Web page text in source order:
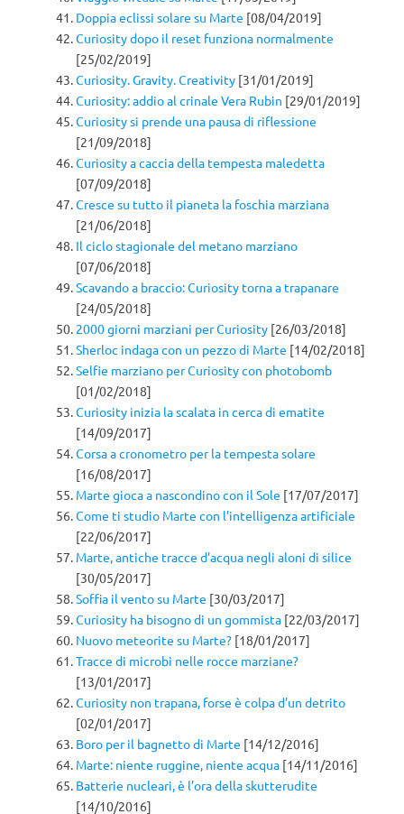
Doppia eclissi solare su Marte [08/04/2019]
Curiosity dopo il reset funziona normalmente
[25/02/2019]
Curiosity. Gravity. Creativity [31/01/2019]
Curiosity: addio al crinale Vera Rubin [29/01/2019]
Curiosity si prende una pausa di riflessione
[21/09/2018]
Curiosity a caccia della tempesta maledetta
[07/09/2018]
Cresce su tutto il pianeta la foschia marziana
[21/06/2018]
Il ciclo stagionale del metano marziano
[07/06/2018]
Scavando a braccio: Curiosity torna a trapanare
[24/05/2018]
2000 giorni marziani per Curiosity [26/03/2018]
Sherloc indaga con un pezzo di Marte [14/02/2018]
Selfie marziano per Curiosity con photobomb
[01/02/2018]
Curiosity inizia la scalata in cerca di ematite
[14/09/2017]
Corsa a cronometro per la tempesta solare
[16/08/2017]
Marte gioca a nascondino con il Sole [17/07/2017]
Come ti studio Marte con l’intelligenza artificiale
[22/06/2017]
Marte, antiche tracce d’acqua negli aloni di silice
[30/05/2017]
Soffia il vento su Marte [30/03/2017]
Curiosity ha bisogno di un gommista [22/03/2017]
Nuovo meteorite su Marte? [18/01/2017]
Tracce di microbi nelle rocce marziane?
[13/01/2017]
Curiosity non trapana, forse è colpa d’un detrito
[02/01/2017]
Boro per il bagnetto di Marte [14/12/2016]
Marte: niente ruggine, niente acqua [14/11/2016]
Batterie nucleari, è l’ora della skutterudite
[14/10/2016]